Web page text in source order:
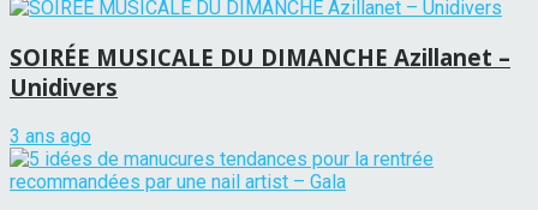
SOIRÉE MUSICALE DU DIMANCHE Azillanet –
Unidivers
3 ans ago